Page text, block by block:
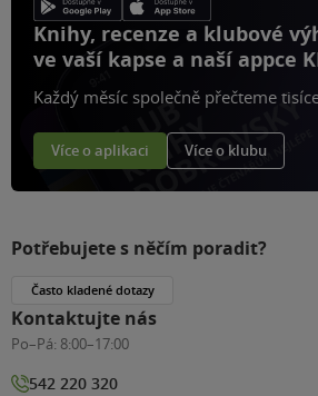
Knihy, recenze a klubové
ve vaší kapse a naší appce
Každý měsíc společně přečteme
Více o aplikaci Více o klubu
Potřebujete s něčím poradit?
Často kladené dotazy
Kontaktujte nás
Po–Pá: 8:00–17:00
542 220 320